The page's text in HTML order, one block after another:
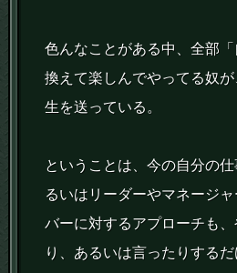
色んなことがある中、全部
換えて楽しんでやってる奴
生を送っている。
ということは、今の自分の
るいはリーダーやマネージ
バーに対するアプローチも
り、あるいは言ったりする